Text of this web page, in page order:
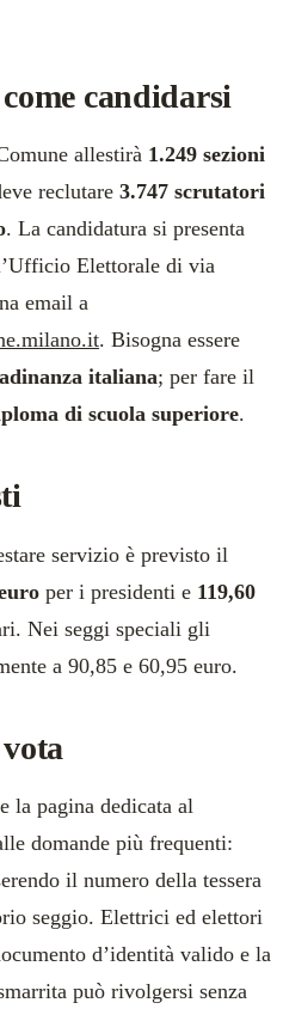
candidarsi
allestirà 1.249 sezioni
reclutare 3.747 scrutatori
. La candidatura si presenta
Elettorale di via
email a
. Bisogna essere
italiana; per fare il
di scuola superiore.
servizio è previsto il
per i presidenti e 119,60
Nei seggi speciali gli
a 90,85 e 60,95 euro.
la pagina dedicata al
domande più frequenti:
il numero della tessera
seggio. Elettrici ed elettori
d’identità valido e la
può rivolgersi senza